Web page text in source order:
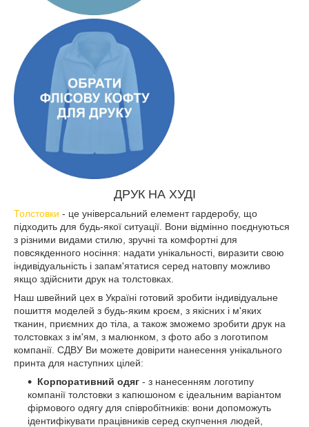
ДРУК НА ХУДІ
Толстовки - це універсальний елемент гардеробу, що
підходить для будь-якої ситуації. Вони відмінно поєднуються
з різними видами стилю, зручні та комфортні для
повсякденного носіння: надати унікальності, виразити свою
індивідуальність і запам'ятатися серед натовпу можливо
якщо здійснити друк на толстовках.
Наш швейний цех в Україні готовий зробити індивідуальне
пошиття моделей з будь-яким кроєм, з якісних і м'яких
тканин, приємних до тіла, а також зможемо зробити друк на
толстовках з ім'ям, з малюнком, з фото або з логотипом
компанії. СДВУ Ви можете довірити нанесення унікального
принта для наступних цілей:
Корпоративний одяг - з нанесенням логотипу
компанії толстовки з капюшоном є ідеальним варіантом
фірмового одягу для співробітників: вони допоможуть
ідентифікувати працівників серед скупчення людей,